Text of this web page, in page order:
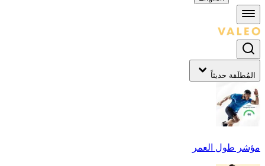
المُطلَقة حديثاً
مؤشر طول العمر